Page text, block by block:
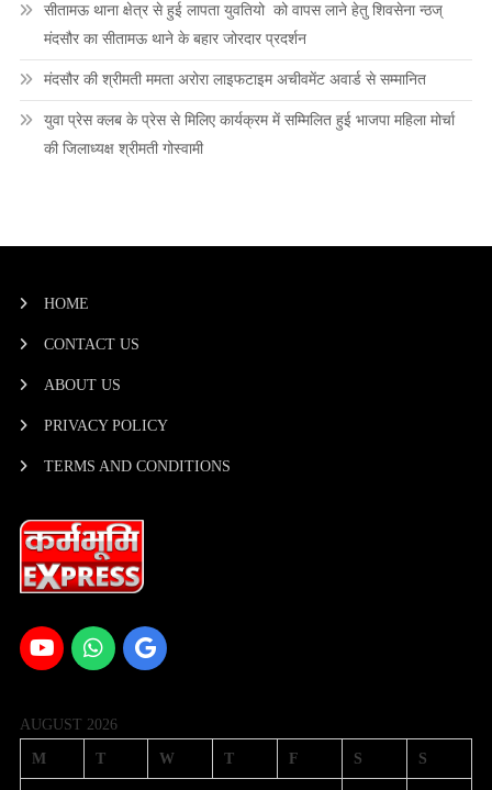
सीतामऊ थाना क्षेत्र से हुई लापता युवतियो को वापस लाने हेतु शिवसेना न्ठज्
मंदसौर का सीतामऊ थाने के बहार जोरदार प्रदर्शन
मंदसौर की श्रीमती ममता अरोरा लाइफटाइम अचीवमेंट अवार्ड से सम्मानित
युवा प्रेस क्लब के प्रेस से मिलिए कार्यक्रम में सम्मिलित हुई भाजपा महिला मोर्चा
की जिलाध्यक्ष श्रीमती गोस्वामी
HOME
CONTACT US
ABOUT US
PRIVACY POLICY
TERMS AND CONDITIONS
AUGUST 2026
M T W T F S S